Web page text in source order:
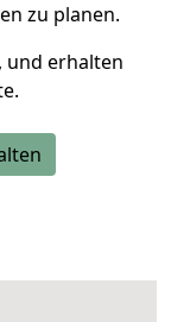
zu planen.
und erhalten